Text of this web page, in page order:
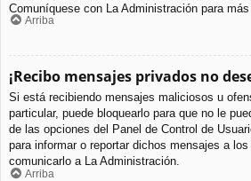
Comuníquese con La Administración para más
Arriba
¡Recibo mensajes privados no
Si está recibiendo mensajes maliciosos u
particular, puede bloquearlo para que no le
de las opciones del Panel de Control de
para informar o reportar dichos mensajes a
comunicarlo a La Administración.
Arriba